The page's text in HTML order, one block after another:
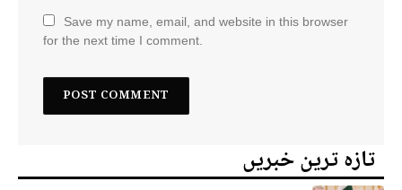
Save my name, email, and website in this browser
for the next time I comment.
تازہ ترین خبریں